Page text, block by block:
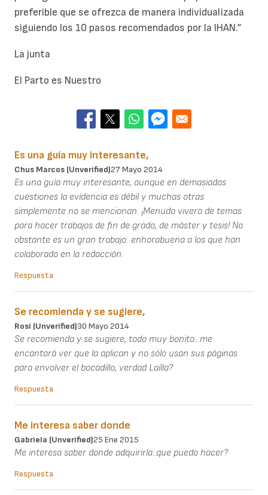
preferible que se ofrezca de manera individualizada
siguiendo los 10 pasos recomendados por la IHAN.”
La junta
El Parto es Nuestro
Es una guía muy interesante,
Chus Marcos (unverified)27 Mayo 2014
Es una guía muy interesante, aunque en demasiadas
cuestiones la evidencia es débil y muchas otras
simplemente no se mencionan. ¡Menudo vivero de temas
para hacer trabajos de fin de grado, de máster y tesis! No
obstante es un gran trabajo: enhorabuena a los que han
colaborado en la redacción.
Respuesta
Se recomienda y se sugiere,
Rosi (unverified)30 Mayo 2014
Se recomienda y se sugiere, todo muy bonito...me
encantará ver que la aplican y no sólo usan sus páginas
para envolver el bocadillo, verdad Laílla?
Respuesta
Me interesa saber donde
Gabriela (unverified)25 Ene 2015
Me interesa saber donde adquirirla..que puedo hacer?
Respuesta